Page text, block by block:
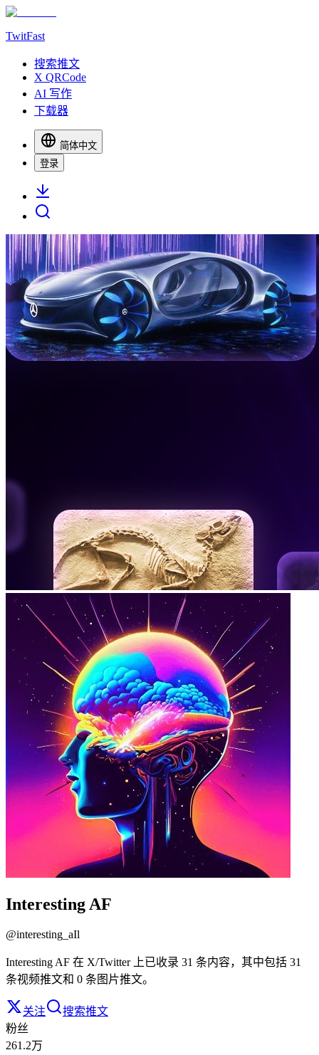
TwitFast
搜索推文
X QRCode
AI 写作
下载器
简体中文
登录
Interesting AF
@interesting_aIl
Interesting AF 在 X/Twitter 上已收录 31 条内容，其中包括 31
条视频推文和 0 条图片推文。
关注
搜索推文
粉丝
261.2万